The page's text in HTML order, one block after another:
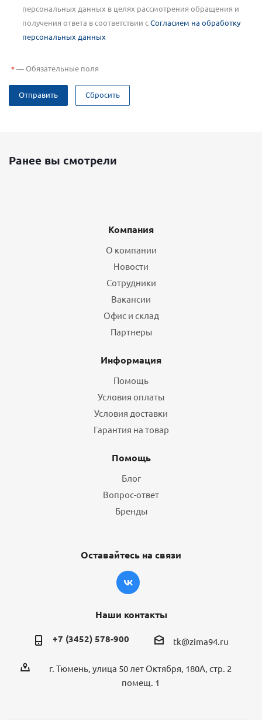
персональных данных в целях рассмотрения обращения и
получения ответа в соответствии сСогласием на обработку
персональных данных
*—Обязательные поля
Отправить Сбросить
Ранее вы смотрели
Компания
О компании
Новости
Сотрудники
Вакансии
Офис и склад
Партнеры
Информация
Помощь
Условия оплаты
Условия доставки
Гарантия на товар
Помощь
Блог
Вопрос-ответ
Бренды
Оставайтесь на связи
Наши контакты
+7 (3452) 578-900 tk@zima94.ru
г. Тюмень, улица 50 лет Октября, 180А, стр. 2
помещ. 1